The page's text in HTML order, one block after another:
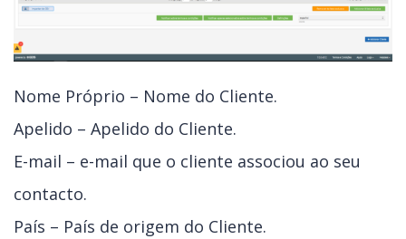
Nome Próprio – Nome do Cliente.
Apelido – Apelido do Cliente.
E-mail – e-mail que o cliente associou ao seu
contacto.
País – País de origem do Cliente.